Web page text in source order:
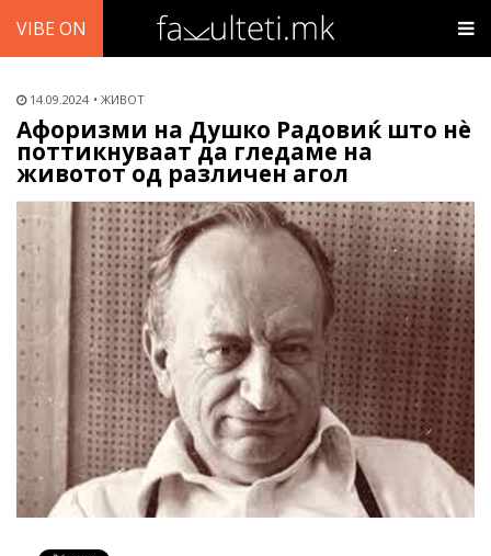
VIBE ON
14.09.2024 ЖИВОТ
Афоризми на Душко Радовиќ што нѐ
поттикнуваат да гледаме на
животот од различен агол